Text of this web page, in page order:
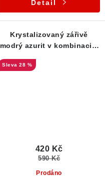
Detail
Krystalizovaný zářivě
modrý azurit v kombinaci s
malachitu
28 %
Prodáno
420 Kč
590 Kč